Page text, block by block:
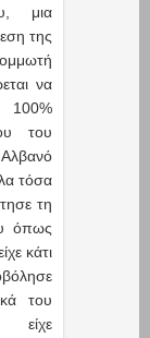
μια
της
να
100%
του
τόσα
τη
όπως
κάτι
του
είχε